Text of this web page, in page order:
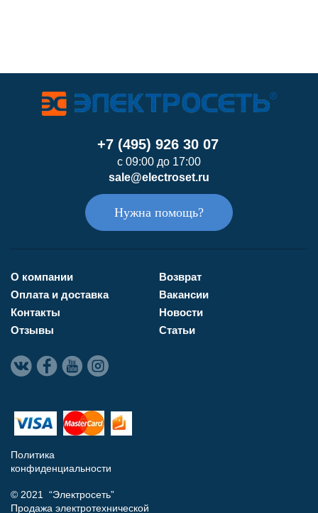
+7 (495) 926 30 07
с 09:00 до 17:00
sale@electroset.ru
Нужна помощь?
О компании
Оплата и доставка
Контакты
Отзывы
Возврат
Вакансии
Новости
Статьи
Политика
конфиденциальности
© 2021 “Электросеть”
Продажа электротехнической